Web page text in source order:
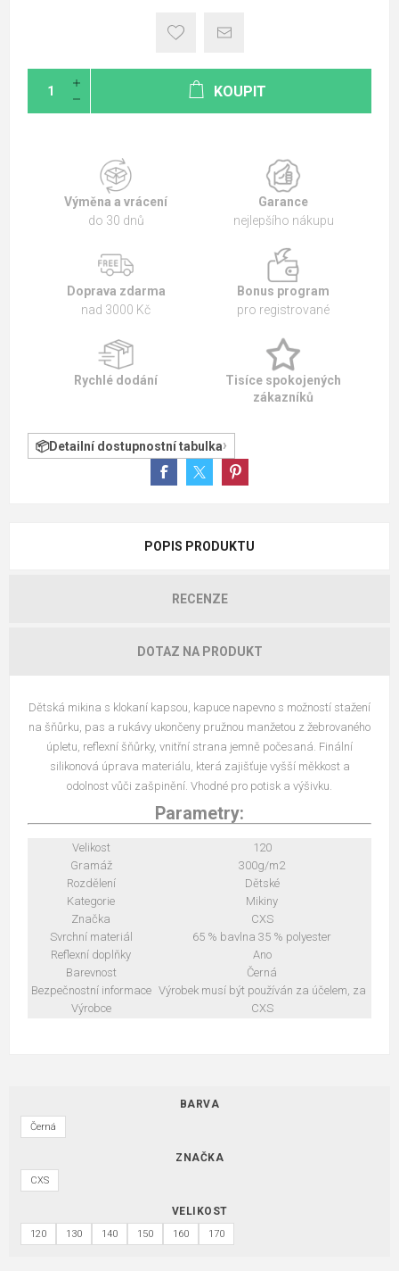
KOUPIT
Výměna a vrácení
do 30 dnů
Garance
nejlepšího nákupu
Doprava zdarma
nad 3000 Kč
Bonus program
pro registrované
Rychlé dodání
Tisíce spokojených
zákazníků
Detailní dostupnostní tabulka
POPIS PRODUKTU
RECENZE
DOTAZ NA PRODUKT
Dětská mikina s klokaní kapsou, kapuce napevno s možností stažení
na šňůrku, pas a rukávy ukončeny pružnou manžetou z žebrovaného
úpletu, reflexní šňůrky, vnitřní strana jemně počesaná. Finální
silikonová úprava materiálu, která zajišťuje vyšší měkkost a
odolnost vůči zašpinění. Vhodné pro potisk a výšivku.
Parametry:
Velikost
120
Gramáž
300g/m2
Rozdělení
Dětské
Kategorie
Mikiny
Značka
CXS
Svrchní materiál
65 % bavlna 35 % polyester
Reflexní doplňky
Ano
Barevnost
Černá
Bezpečnostní informace Výrobek musí být používán za účelem, za
Výrobce
CXS
BARVA
Černá
ZNAČKA
CXS
VELIKOST
120 130 140 150 160 170